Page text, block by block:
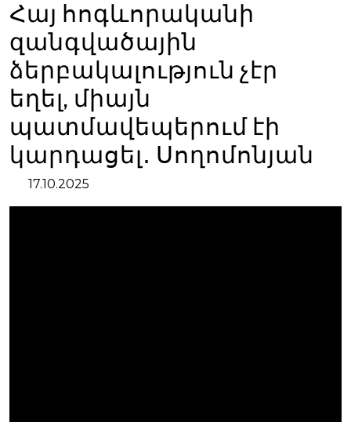
Հայ հոգևորականի
զանգվածային
ձերբակալություն չէր
եղել, միայն
պատմավեպերում էի
կարդացել․ Սողոմոնյան
17.10.2025